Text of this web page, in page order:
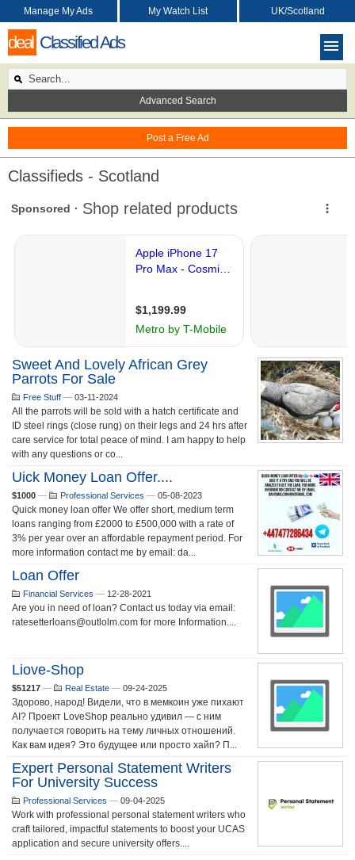
deal Classified Ads
Post a Free Ad
Manage My Ads My Watch List UK/Scotland
Advanced Search
Classifieds - Scotland
Sweet And Lovely African Grey
Parrots For Sale
Free Stuff — 03-11-2024
All the parrots will be sold with a hatch certificate and
ID steel rings (close rung) on their legs and 24 hrs after
care service for total peace of mind. I am happy to help
with any questions or co...
Uick Money Loan Offer....
$1000 — Professional Services — 05-08-2023
Quick money loan offer We offer short, medium term
loans ranging from £2000 to £500,000 with a rate of
3% per year over an affordable repayment period. For
more information contact me by email: da...
Loan Offer
Financial Services — 12-28-2021
Are you in need of loan? Contact us today via email:
ratesetterloans@outlolm.com for more Information....
Liove-Shop
$51217 — Real Estate — 09-24-2025
Здорово, народ! Видели, что в мемкоин уже пихают
AI? Проект LoveShop реально удивил — с ним
получается говорить на тему личных отношений.
Как вам идея? Это будущее или просто хайп? П...
Expert Personal Statement Writers
For University Success
Professional Services — 09-04-2025
Work with professional personal statement writers who
craft tailored, impactful statements to boost your UCAS
application and secure university offers....